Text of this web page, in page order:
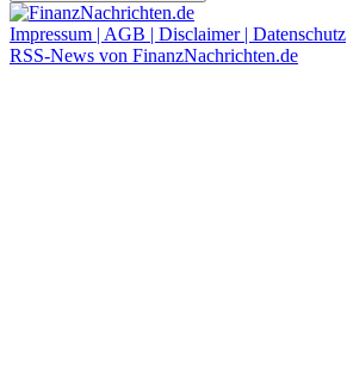
Impressum | AGB | Disclaimer | Datenschutz
RSS-News von FinanzNachrichten.de